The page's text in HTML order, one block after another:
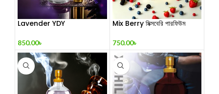
Lavender YDY
850.00৳
Mix Berry মিক্সবেরি পারফিউম
750.00৳